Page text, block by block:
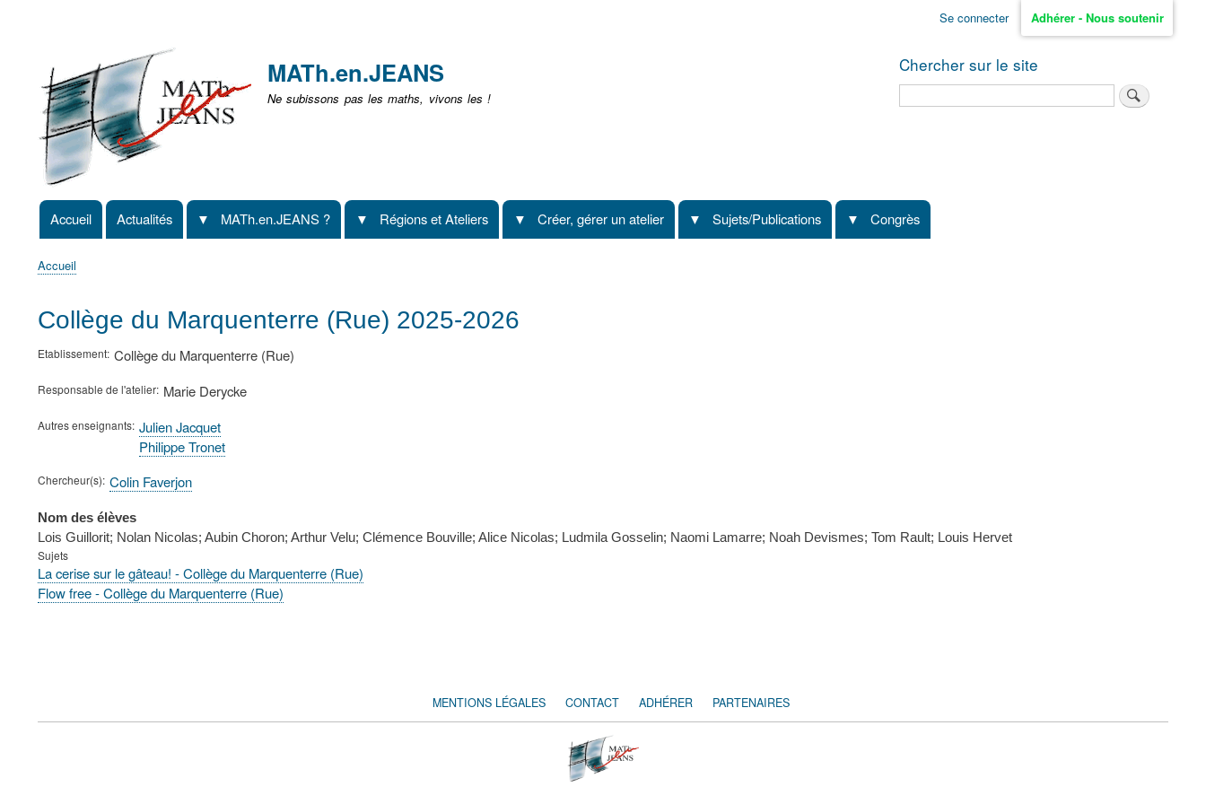
non
identifié
Se connecter Adhérer - Nous soutenir
MATh.en.JEANS
Ne subissons pas les maths, vivons les !
Chercher sur le site
Navigation
principale
Accueil Actualités MATh.en.JEANS ? Régions et Ateliers Créer, gérer un atelier Sujets/Publications Congrès
d'Ariane
Accueil
Collège du Marquenterre (Rue) 2025-2026
Etablissement Collège du Marquenterre (Rue)
Responsable de l'atelier Marie Derycke
Autres enseignants Julien Jacquet
Philippe Tronet
Chercheur(s) Colin Faverjon
Nom des élèves
Lois Guillorit; Nolan Nicolas; Aubin Choron; Arthur Velu; Clémence Bouville; Alice Nicolas; Ludmila Gosselin; Naomi Lamarre; Noah Devismes; Tom Rault; Louis Hervet
Sujets
La cerise sur le gâteau! - Collège du Marquenterre (Rue)
Flow free - Collège du Marquenterre (Rue)
FOOTER
MENTIONS LÉGALES CONTACT ADHÉRER PARTENAIRES